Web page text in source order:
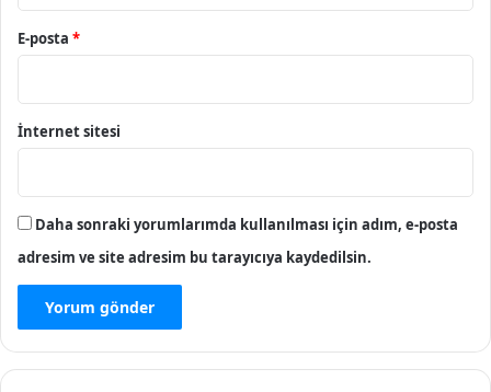
E-posta *
İnternet sitesi
Daha sonraki yorumlarımda kullanılması için adım, e-posta
adresim ve site adresim bu tarayıcıya kaydedilsin.